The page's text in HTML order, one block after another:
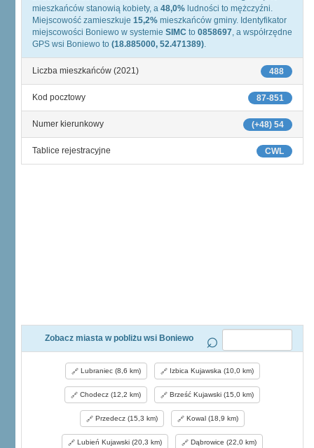
mieszkańców stanowią kobiety, a 48,0% ludności to mężczyźni.
Miejscowość zamieszkuje 15,2% mieszkańców gminy. Identyfikator
miejscowości Boniewo w systemie SIMC to 0858697, a współrzędne
GPS wsi Boniewo to (18.885000, 52.471389).
488
Liczba mieszkańców (2021)
87-851
Kod pocztowy
(+48) 54
Numer kierunkowy
CWL
Tablice rejestracyjne
Zobacz miasta w pobliżu wsi Boniewo
Lubraniec (8,6 km) Izbica Kujawska (10,0 km)
Chodecz (12,2 km) Brześć Kujawski (15,0 km)
Przedecz (15,3 km) Kowal (18,9 km)
Lubień Kujawski (20,3 km) Dąbrowice (22,0 km)